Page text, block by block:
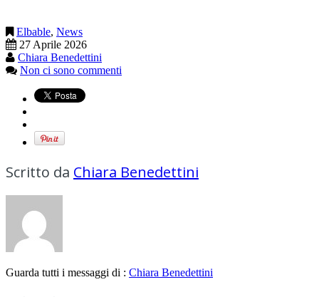
Elbable, News
27 Aprile 2026
Chiara Benedettini
Non ci sono commenti
Scritto da Chiara Benedettini
Guarda tutti i messaggi di : Chiara Benedettini